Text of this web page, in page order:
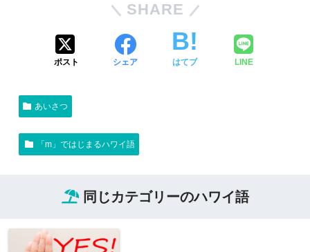
SHARE
ポスト シェア はてブ LINE
あいさつ
「m」ではじまるハワイ語
同じカテゴリーのハワイ語